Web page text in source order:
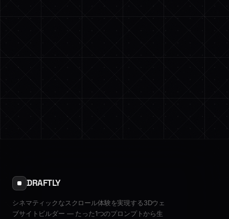
DRAFTLY
シネマティックなスクロール体験を実現する3Dウェ
ブサイトビルダー — たった1つのプロンプトから生